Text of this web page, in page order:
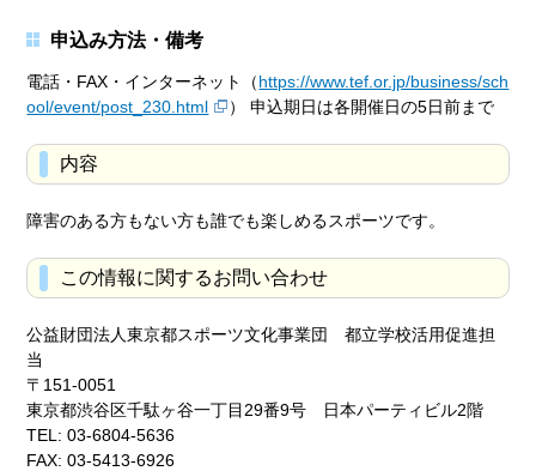
申込み方法・備考
電話・FAX・インターネット（https://www.tef.or.jp/business/sch
ool/event/post_230.html
） 申込期日は各開催日の5日前まで
内容
障害のある方もない方も誰でも楽しめるスポーツです。
この情報に関するお問い合わせ
公益財団法人東京都スポーツ文化事業団 都立学校活用促進担
当
〒151-0051
東京都渋谷区千駄ヶ谷一丁目29番9号 日本パーティビル2階
TEL: 03-6804-5636
FAX: 03-5413-6926